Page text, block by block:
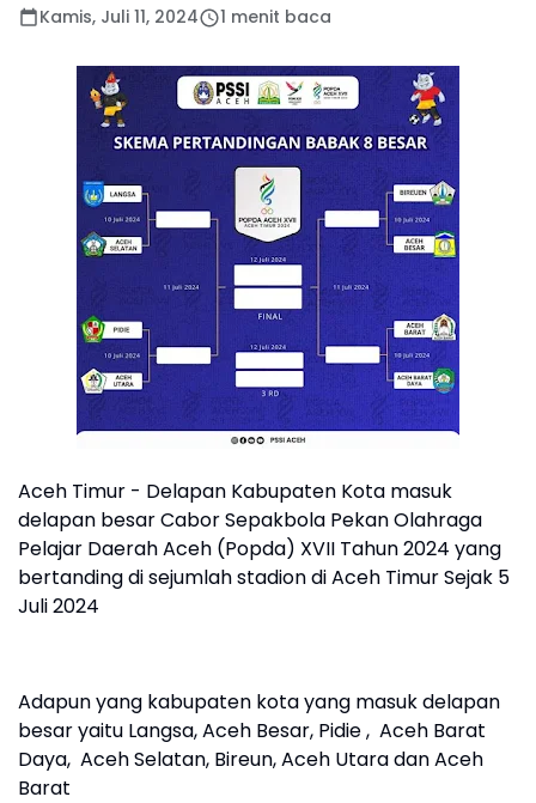
Kamis, Juli 11, 2024 1 menit baca
Aceh Timur - Delapan Kabupaten Kota masuk
delapan besar Cabor Sepakbola Pekan Olahraga
Pelajar Daerah Aceh (Popda) XVII Tahun 2024 yang
bertanding di sejumlah stadion di Aceh Timur Sejak 5
Juli 2024
Adapun yang kabupaten kota yang masuk delapan
besar yaitu Langsa, Aceh Besar, Pidie , Aceh Barat
Daya, Aceh Selatan, Bireun, Aceh Utara dan Aceh
Barat